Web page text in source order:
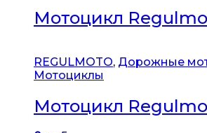
Мотоцикл
REGULMOTO, Дорожные
Мотоциклы
Мотоцикл